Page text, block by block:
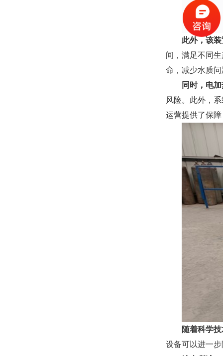
此外，该
间，满足不同
命，减少水质
同时， 电
风险。此外，
运营提供了保
随着科学
设备可以进一